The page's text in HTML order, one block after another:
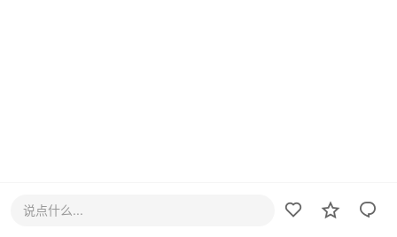
说点什么...